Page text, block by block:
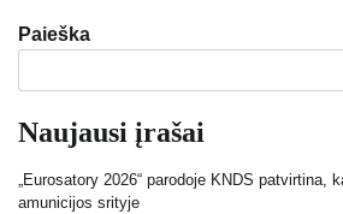
Paieška
Naujausi įrašai
„Eurosatory 2026“ parodoje KNDS patvirtina,
amunicijos srityje